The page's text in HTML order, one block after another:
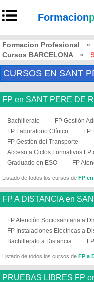
Formacion
Formacion Profesional »
Cursos BARCELONA
»
CURSOS EN SANT
FP en SANT PERE DE
Bachillerato FP Gestión
FP Laboratorio Clínico
FP
FP Gestión del Transporte
Acceso a Ciclos Formativos FP
Graduado en ESO
FP
Listado de todos los cursos de FP en
FP A DISTANCIA en
FP Atención Sociosanitaria a
FP Instalaciones Eléctricas a
Bachillerato a Distancia
Listado de todos los cursos de FP a
PRUEBAS LIBRES FP